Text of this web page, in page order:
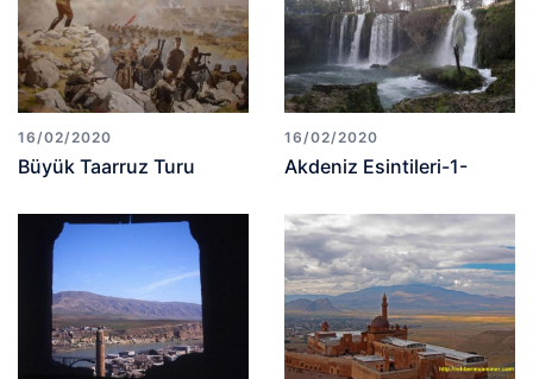
16/02/2020
Büyük Taarruz Turu
16/02/2020
Akdeniz Esintileri-1-